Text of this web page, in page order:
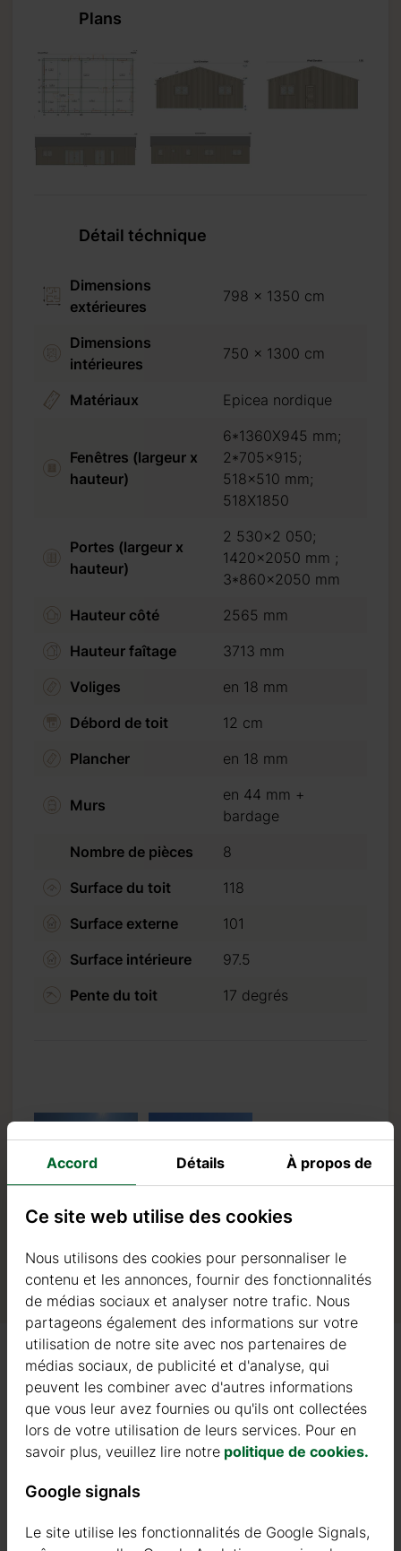
Plans
Détail téchnique
Dimensions
extérieures
798 x 1350 cm
Dimensions
intérieures
750 x 1300 cm
Matériaux Epicea nordique
Fenêtres (largeur x
hauteur)
6*1360X945 mm;
2*705x915;
518x510 mm;
518X1850
Portes (largeur x
hauteur)
2 530×2 050;
1420x2050 mm ;
3*860x2050 mm
Hauteur côté
2565 mm
Hauteur faîtage
3713 mm
Voliges
en 18 mm
Débord de toit
12 cm
Plancher
en 18 mm
Murs
en 44 mm +
bardage
Nombre de pièces
8
Surface du toit
118
Surface externe
101
Surface intérieure
97.5
Pente du toit
17 degrés
FENÊTRES EN BOIS STANDARD
PAROIS
Accord Détails À propos de
Ce site web utilise des cookies
Nous utilisons des cookies pour personnaliser le
contenu et les annonces, fournir des fonctionnalités
de médias sociaux et analyser notre trafic. Nous
partageons également des informations sur votre
utilisation de notre site avec nos partenaires de
médias sociaux, de publicité et d'analyse, qui
peuvent les combiner avec d'autres informations
que vous leur avez fournies ou qu'ils ont collectées
lors de votre utilisation de leurs services. Pour en
savoir plus, veuillez lire notre politique de cookies.
Google signals
Le site utilise les fonctionnalités de Google Signals,